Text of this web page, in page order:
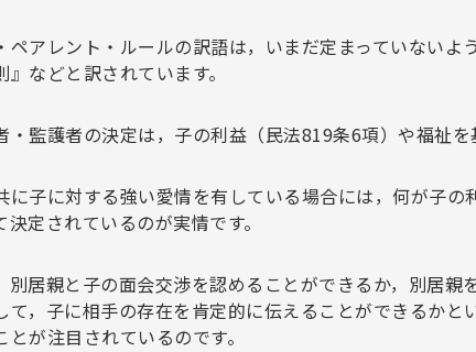
ペアレント・ルールの訳語は，いまだ定まっていない
などと訳されています。
・監護者の決定は，子の利益（民法819条6項）や福祉を
に子に対する強い愛情を有している場合には，何が子
定されているのが実情です。
別居親と子の面会交渉を認めることができるか，別居
て，子に相手の存在を肯定的に伝えることができるかと
が注目されているのです。